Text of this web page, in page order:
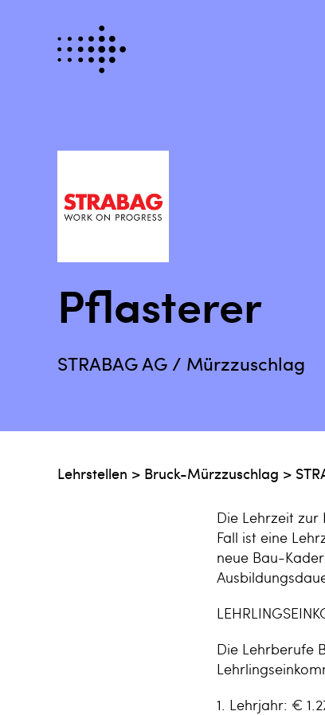
Pflasterer
STRABAG AG / Mürzzuschlag
Lehrstellen > Bruck-Mürzzuschlag >
Die Lehrzeit
Fall ist eine
neue Bau-
Die Lehrberufe
1. Lehrjahr: €